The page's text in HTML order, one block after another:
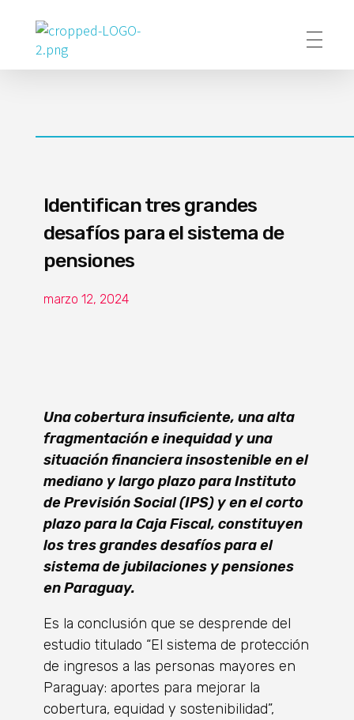
Poder Agropecuario
Identifican tres grandes
desafíos para el sistema de
pensiones
marzo 12, 2024
Una cobertura insuficiente, una alta
fragmentación e inequidad y una
situación financiera insostenible en el
mediano y largo plazo para Instituto
de Previsión Social (IPS) y en el corto
plazo para la Caja Fiscal, constituyen
los tres grandes desafíos para el
sistema de jubilaciones y pensiones
en Paraguay.
Es la conclusión que se desprende del
estudio titulado “El sistema de protección
de ingresos a las personas mayores en
Paraguay: aportes para mejorar la
cobertura, equidad y sostenibilidad”,